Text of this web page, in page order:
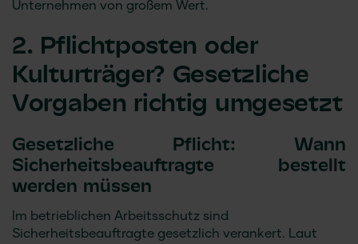
Unternehmen von großem Wert.
2. Pflichtposten oder
Kulturträger? Gesetzliche
Vorgaben richtig umgesetzt
Gesetzliche Pflicht: Wann
Sicherheitsbeauftragte bestellt
werden müssen
Im betrieblichen Arbeitsschutz sind
Sicherheitsbeauftragte gesetzlich verankert. Laut